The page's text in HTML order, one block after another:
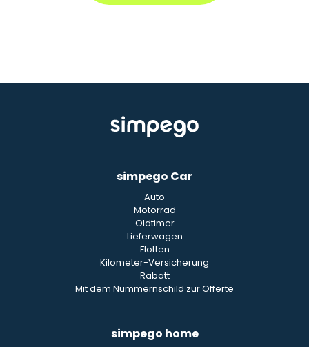
simpego Car
Auto
Motorrad
Oldtimer
Lieferwagen
Flotten
Kilometer-Versicherung
Rabatt
Mit dem Nummernschild zur Offerte
simpego home